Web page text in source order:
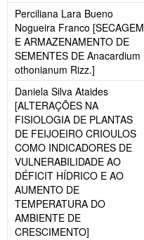
Perciliana Lara Bueno
Nogueira Franco [SECAGEM
E ARMAZENAMENTO DE
SEMENTES DE Anacardium
othonianum Rizz.]
Daniela Silva Ataides
[ALTERAÇÕES NA
FISIOLOGIA DE PLANTAS
DE FEIJOEIRO CRIOULOS
COMO INDICADORES DE
VULNERABILIDADE AO
DÉFICIT HÍDRICO E AO
AUMENTO DE
TEMPERATURA DO
AMBIENTE DE
CRESCIMENTO]